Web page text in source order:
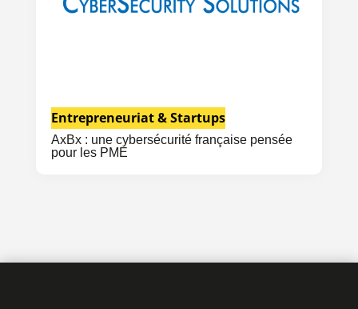
AxBx : une cybersécurité française pensée
pour les PME
Entrepreneuriat & Startups